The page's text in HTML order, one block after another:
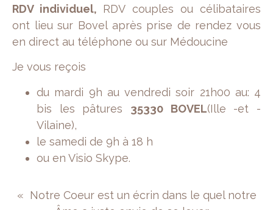
RDV individuel, RDV couples ou célibataires
ont lieu sur Bovel après prise de rendez vous
en direct au téléphone ou sur Médoucine
Je vous reçois
du mardi 9h au vendredi soir 21h00 au: 4
bis les pâtures 35330 BOVEL(Ille -et -
Vilaine),
le samedi de 9h à 18 h
ou en Visio Skype.
« Notre Coeur est un écrin dans le quel notre